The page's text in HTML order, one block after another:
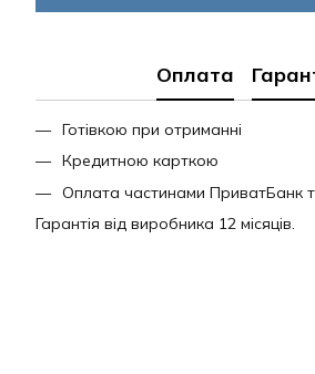
Оплата
Готівкою при отриманні
Кредитною карткою
Оплата частинами ПриватБанк
Гарантія від виробника 12 місяців.